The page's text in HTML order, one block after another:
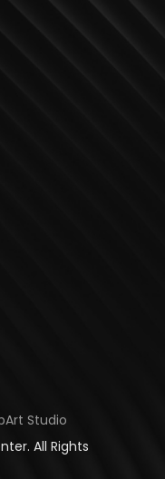
Studio
All Rights